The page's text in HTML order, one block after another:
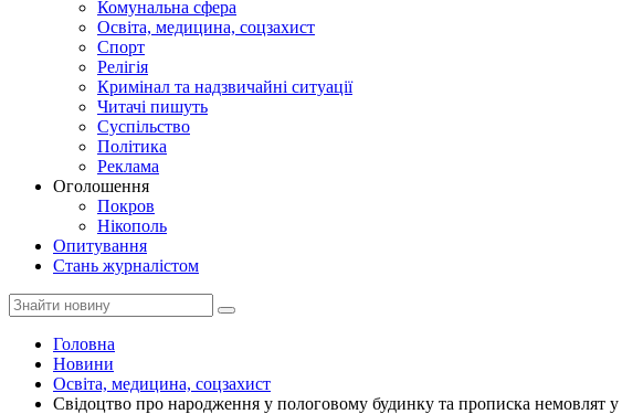
Комунальна сфера
Освіта, медицина, соцзахист
Спорт
Релігія
Кримінал та надзвичайні ситуації
Читачі пишуть
Суспільство
Політика
Реклама
Оголошення
Покров
Нікополь
Опитування
Стань журналістом
Головна
Новини
Освіта, медицина, соцзахист
Свідоцтво про народження у пологовому будинку та прописка немовлят